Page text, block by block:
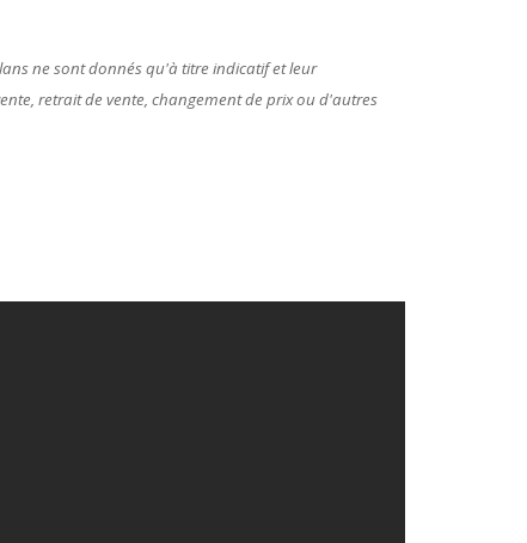
ne sont donnés qu'à titre indicatif et leur
retrait de vente, changement de prix ou d'autres